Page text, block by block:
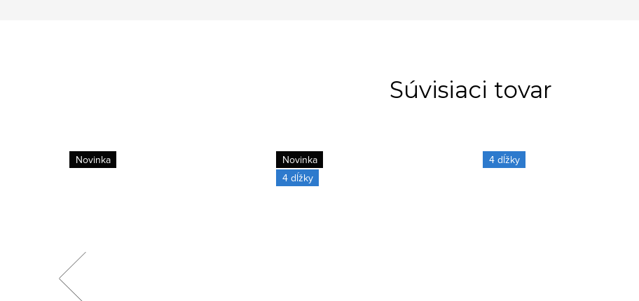
Súvisiaci tovar
Novinka
Novinka
4 dĺžky
4 dĺžky